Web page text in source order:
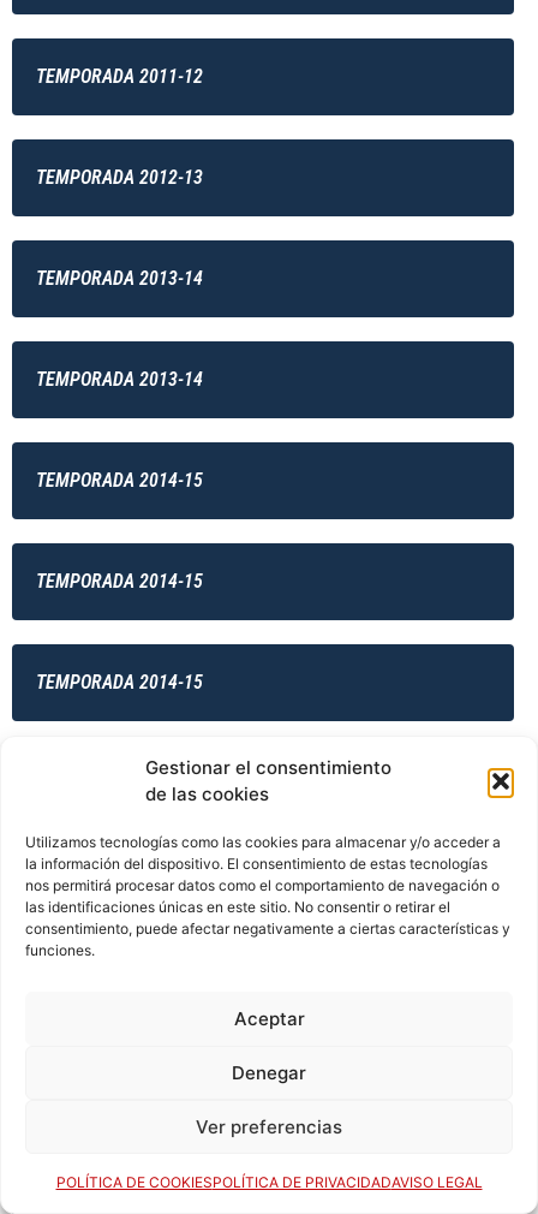
Gestionar el consentimiento
de las cookies
Utilizamos tecnologías como las cookies para almacenar y/o acceder a
la información del dispositivo. El consentimiento de estas tecnologías
nos permitirá procesar datos como el comportamiento de navegación o
las identificaciones únicas en este sitio. No consentir o retirar el
consentimiento, puede afectar negativamente a ciertas características y
funciones.
Aceptar
Denegar
Ver preferencias
POLÍTICA DE COOKIESPOLÍTICA DE PRIVACIDADAVISO LEGAL
TEMPORADA 2011-12
TEMPORADA 2012-13
TEMPORADA 2013-14
TEMPORADA 2013-14
TEMPORADA 2014-15
TEMPORADA 2014-15
TEMPORADA 2014-15
TEMPORADA 2014-15
TEMPORADA 2014-15
TEMPORADA 2015-16